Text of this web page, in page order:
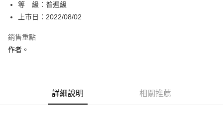
１．於結帳方式選擇「AFTEE先享後付」後，將跳轉至「AFTEE先享後付」
結帳頁面，進行簡訊認證並確認金額後，即可完成結帳。
２．訂單成立數日內，您將收到繳費通知簡訊。
ATM／網路銀行／等多元方式進行付款，方視為交易完成。
※ 請注意：結帳手續完成當下不需立刻繳費，但若您需要取消訂單，請聯絡
客戶支援中心」https://netprotections.freshdesk.com/support/home
付款後全家取貨
每筆NT$80，滿NT$500(含以上)免運費
等 級：普遍級
上市日：2022/08/02
銷售重點
作者。
詳細說明 相關推薦